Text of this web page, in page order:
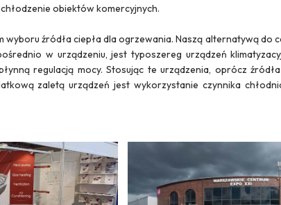
obiektów komercyjnych.
źródła ciepła dla ogrzewania. Naszą alternatywą do
w urządzeniu, jest typoszereg urządzeń
regulacją mocy. Stosując te urządzenia, oprócz
zaletą urządzeń jest wykorzystanie czynnika